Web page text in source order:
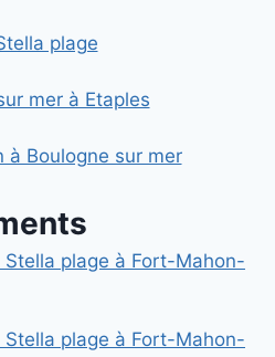
plage
mer à Etaples
à Boulogne sur mer
plage à Fort-Mahon-
plage à Fort-Mahon-